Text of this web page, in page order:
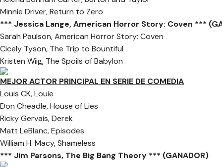
Minnie Driver, Return to Zero
*** Jessica Lange, American Horror Story: Coven ***
Sarah Paulson, American Horror Story: Coven
Cicely Tyson, The Trip to Bountiful
Kristen Wiig, The Spoils of Babylon
MEJOR ACTOR PRINCIPAL EN SERIE DE COMEDIA
Louis CK, Louie
Don Cheadle, House of Lies
Ricky Gervais, Derek
Matt LeBlanc, Episodes
William H. Macy, Shameless
*** Jim Parsons, The Big Bang Theory *** (GANADOR)